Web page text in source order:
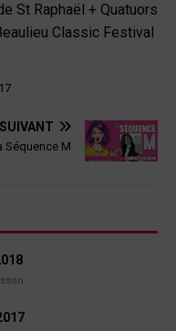
St Raphaël + Quatuors
Classic Festival
SUIVANT
Séquence M